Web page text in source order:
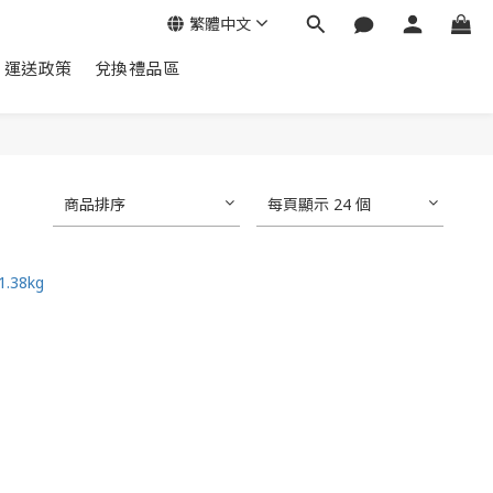
運送政策 兌換禮品區
繁體中文
商品排序 每頁顯示 24 個